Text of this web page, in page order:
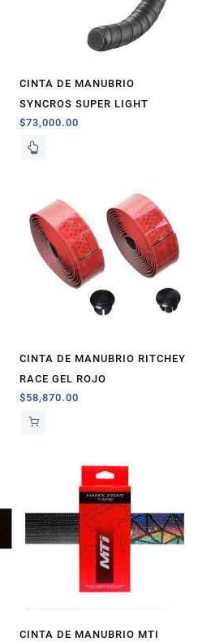
CINTA DE MANUBRIO
SYNCROS SUPER LIGHT
$73,000.00
CINTA DE MANUBRIO RITCHEY
RACE GEL ROJO
$58,870.00
CINTA DE MANUBRIO MTI